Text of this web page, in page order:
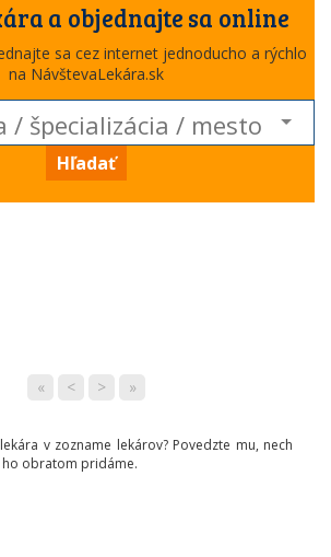
a objednajte sa online
sa cez internet jednoducho a rýchlo
na NávštevaLekára.sk
Hľadať
« < > »
v zozname lekárov? Povedzte mu, nech
ho obratom pridáme.